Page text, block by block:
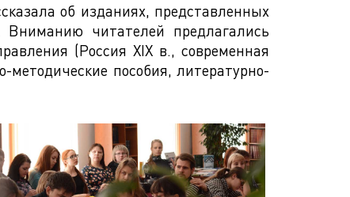
об изданиях, представленных
читателей предлагались
(Россия XIX в., современная
пособия, литературно-